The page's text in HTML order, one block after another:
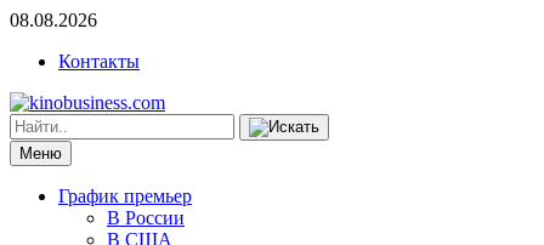
08.08.2026
Контакты
Меню
График премьер
В России
В США